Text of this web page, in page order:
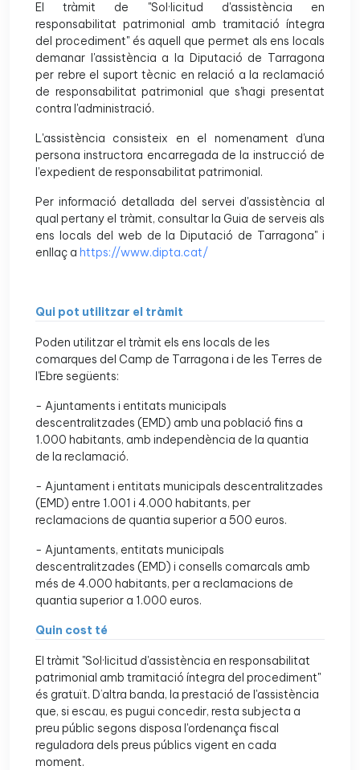
El tràmit de "Sol·licitud d'assistència en
responsabilitat patrimonial amb tramitació íntegra
del procediment" és aquell que permet als ens locals
demanar l'assistència a la Diputació de Tarragona
per rebre el suport tècnic en relació a la reclamació
de responsabilitat patrimonial que s'hagi presentat
contra l'administració.
L'assistència consisteix en el nomenament d'una
persona instructora encarregada de la instrucció de
l'expedient de responsabilitat patrimonial.
Per informació detallada del servei d'assistència al
qual pertany el tràmit, consultar la Guia de serveis als
ens locals del web de la Diputació de Tarragona" i
enllaç a https://www.dipta.cat/
Qui pot utilitzar el tràmit
Poden utilitzar el tràmit els ens locals de les
comarques del Camp de Tarragona i de les Terres de
l'Ebre següents:
- Ajuntaments i entitats municipals
descentralitzades (EMD) amb una població fins a
1.000 habitants, amb independència de la quantia
de la reclamació.
- Ajuntament i entitats municipals descentralitzades
(EMD) entre 1.001 i 4.000 habitants, per
reclamacions de quantia superior a 500 euros.
- Ajuntaments, entitats municipals
descentralitzades (EMD) i consells comarcals amb
més de 4.000 habitants, per a reclamacions de
quantia superior a 1.000 euros.
Quin cost té
El tràmit "Sol·licitud d'assistència en responsabilitat
patrimonial amb tramitació íntegra del procediment"
és gratuït. D’altra banda, la prestació de l'assistència
que, si escau, es pugui concedir, resta subjecta a
preu públic segons disposa l'ordenança fiscal
reguladora dels preus públics vigent en cada
moment.